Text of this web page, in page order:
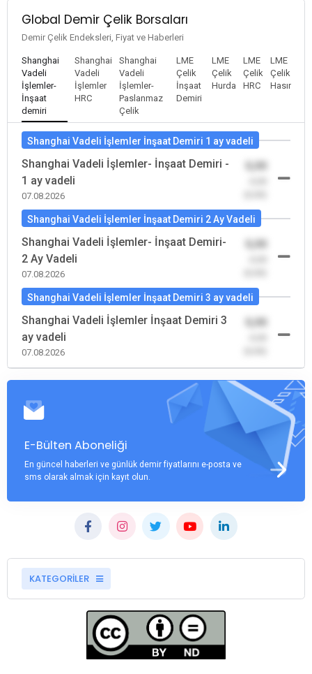
Global Demir Çelik Borsaları
Demir Çelik Endeksleri, Fiyat ve Haberleri
Shanghai
Vadeli
İşlemler-
İnşaat
demiri
Shanghai
Vadeli
İşlemler
HRC
Shanghai
Vadeli
İşlemler-
Paslanmaz
Çelik
LME
Çelik
İnşaat
Demiri
LME
Çelik
Hurda
LME
Çelik
HRC
LME
Çelik
Hasır
Shanghai Vadeli İşlemler İnşaat Demiri 1 ay vadeli
Shanghai Vadeli İşlemler- İnşaat Demiri -
1 ay vadeli
07.08.2026
0,00
Shanghai Vadeli İşlemler İnşaat Demiri 2 Ay Vadeli
Shanghai Vadeli İşlemler- İnşaat Demiri-
2 Ay Vadeli
07.08.2026
0,00
Shanghai Vadeli İşlemler İnşaat Demiri 3 ay vadeli
Shanghai Vadeli İşlemler İnşaat Demiri 3
ay vadeli
07.08.2026
0,00
E-Bülten Aboneliği
En güncel haberleri ve günlük demir fiyatlarını e-posta ve
sms olarak almak için kayıt olun.
KATEGORİLER